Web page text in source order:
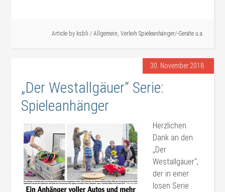
Article by ksbli / Allgemein Verleih Spieleanhänger/-Geräte u.a.
30. November 2018
„Der Westallgäuer“ Serie:
Spieleanhänger
Herzlichen
Dank an den
„Der
Westallgäuer“,
der in einer
losen Serie